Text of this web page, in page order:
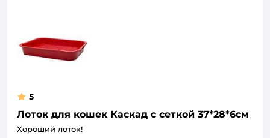
5
Лоток для кошек Каскад c сеткой 37*28*6см
Хороший лоток!